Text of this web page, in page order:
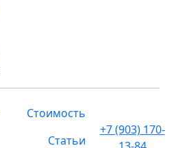
Стоимость
Статьи
+7 (903) 170-